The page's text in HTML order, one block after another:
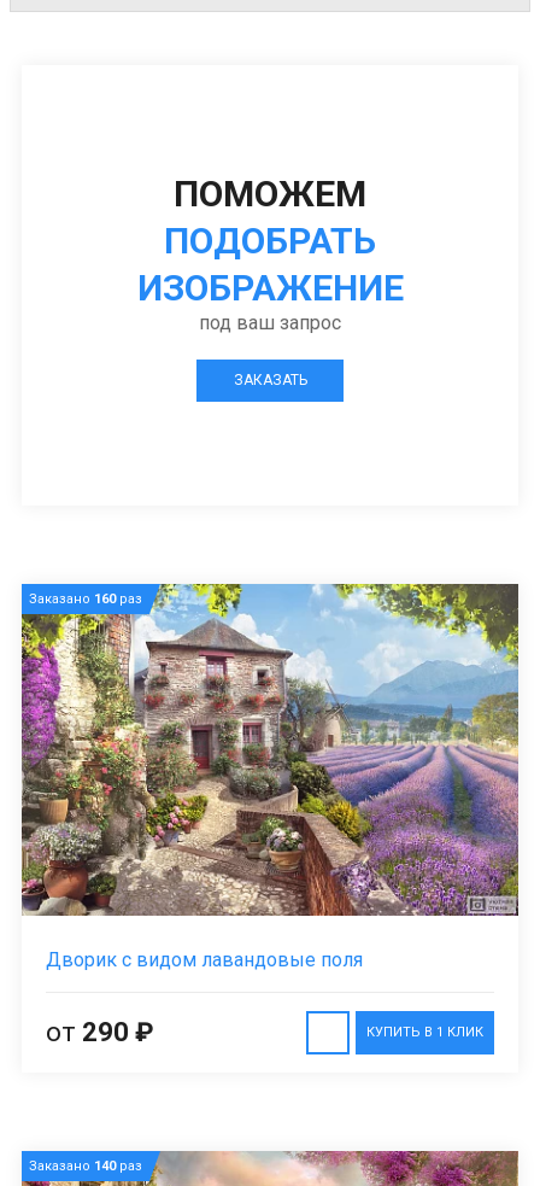
ПОМОЖЕМ
ПОДОБРАТЬ
ИЗОБРАЖЕНИЕ
под ваш запрос
ЗАКАЗАТЬ
Заказано 160раз
Дворик с видом лавандовые поля
КУПИТЬ В 1 КЛИК
от 290 ₽
Заказано 140раз